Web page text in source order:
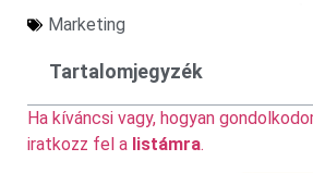
Marketing
Tartalomjegyzék
Ha kíváncsi vagy, hogyan
iratkozz fel a listámra.